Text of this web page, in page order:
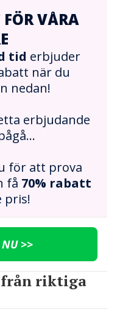
VÅRA
tid erbjuder
när du
nedan!
erbjudande
för att prova
få 70% rabatt
pris!
NU >>
från riktiga